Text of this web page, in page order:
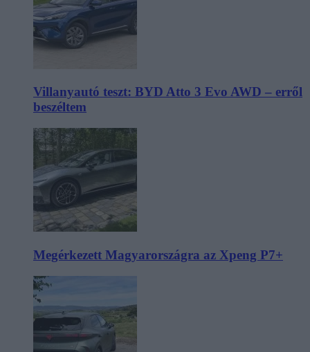
Villanyautó teszt: BYD Atto 3 Evo AWD – erről
beszéltem
Megérkezett Magyarországra az Xpeng P7+